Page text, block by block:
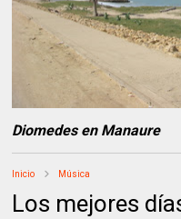
Diomedes en Manaure
Inicio Música
Los mejores